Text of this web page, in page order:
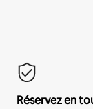
Réservez en